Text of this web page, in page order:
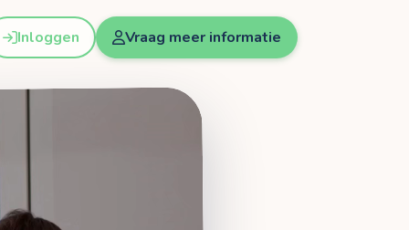
Inloggen Vraag meer informatie